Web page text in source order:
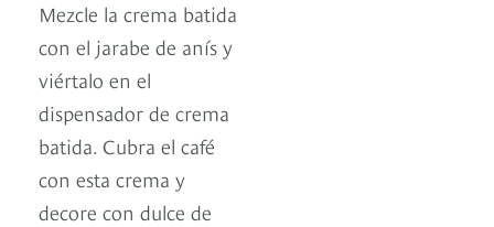
Mezcle la crema batida
con el jarabe de anís y
viértalo en el
dispensador de crema
batida. Cubra el café
con esta crema y
decore con dulce de